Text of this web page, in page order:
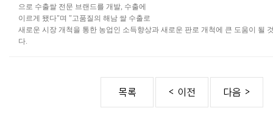
으로 수출쌀 전문 브랜드를 개발, 수출에
이르게 됐다"며 "고품질의 해남 쌀 수출로
새로운 시장 개척을 통한 농업인 소득향상과 새로운 판로 개척에 큰 도움이 될
다.